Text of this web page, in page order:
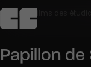
Accueil
Papillon de